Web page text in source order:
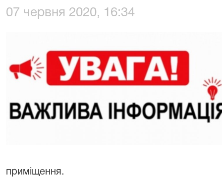
07 червня 2020, 16:34
приміщення.